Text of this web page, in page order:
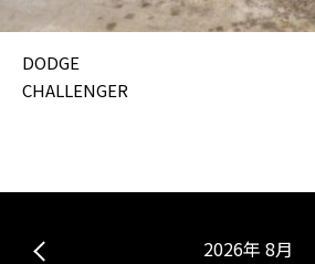
DODGE
CHALLENGER
2026年 8月